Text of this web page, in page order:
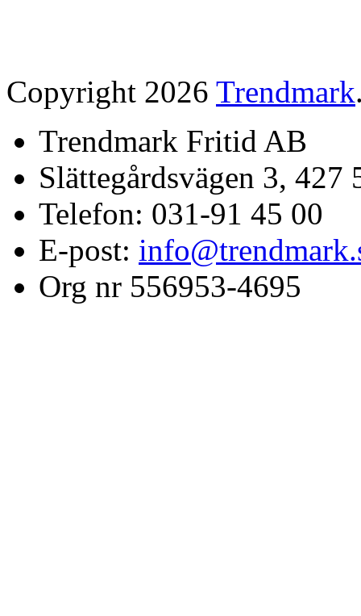
Copyright 2026 Trendmark
Trendmark Fritid AB
Slättegårdsvägen 3,
Telefon: 031-91 45 00
E-post:
Org nr 556953-4695